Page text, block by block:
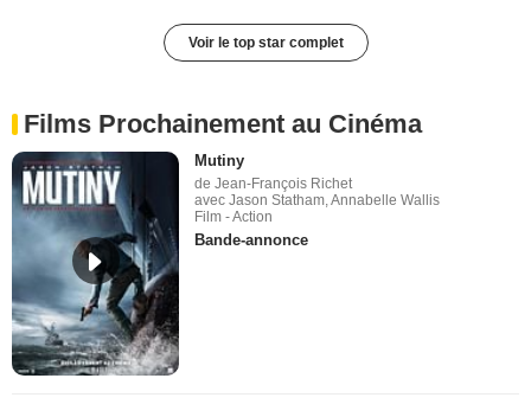
Voir le top star complet
Films Prochainement au Cinéma
Mutiny
de Jean-François Richet
avec Jason Statham, Annabelle Wallis
Film - Action
Bande-annonce